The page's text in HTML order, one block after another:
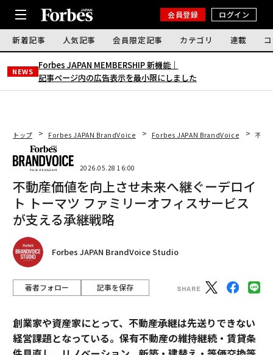
会員登録 ログイン
新着記事 人気記事 会員限定記事 カテゴリ 連載
NEWS
Forbes JAPAN MEMBERSHIP 新機能｜
記事ページ内の広告表示を最小限にしました
トップ Forbes JAPAN BrandVoice Forbes JAPAN BrandVoice 不動
2026.05.28 16:00
不動産価値を向上させ未来へ継ぐーデロイ
ト トーマツ ファミリーオフィスサービス
が支える承継戦略
Forbes JAPAN BrandVoice Studio
著者フォロー 記事を保存
創業家や資産家にとって、不動産承継は先送りできない
経営課題となっている。保有不動産の維持継続・賃貸条